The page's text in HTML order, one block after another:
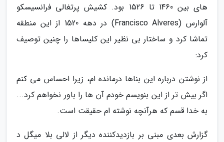
های بین 1460 تا 1526 بود. کشیش پرتغالی فرانسیسکو
آلوارس (Francisco Alveres) در دهه 1520 از این منطقه
تماشا کرد و ساختار بی نظیر این کلیساها را چنین توصیف
کرد:
از نوشتن درباره این بناها درمانده ام، زیرا احساس می کنم
اگر بیش تر از این بنویسم خودم آن ها را باور نخواهم کرد...
به خدا قسم که هرآنچه نوشته ام حقیقت است.
گزارش بعدی مبنی بر بازدیدکننده دیگر از لالی بلا میگل د